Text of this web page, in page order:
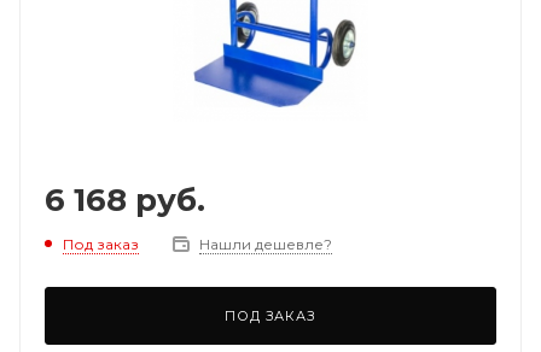
6 168 руб.
Под заказ Нашли дешевле?
ПОД ЗАКАЗ